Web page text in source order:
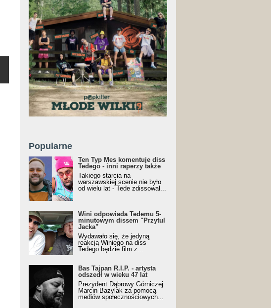
Popularne
Ten Typ Mes komentuje diss
Tedego - inni raperzy także
Takiego starcia na
warszawskiej scenie nie było
od wielu lat - Tede zdissował...
Wini odpowiada Tedemu 5-
minutowym dissem "Przytul
Jacka"
Wydawało się, że jedyną
reakcją Winiego na diss
Tedego będzie film z...
Bas Tajpan R.I.P. - artysta
odszedł w wieku 47 lat
Prezydent Dąbrowy Górniczej
Marcin Bazylak za pomocą
mediów społecznościowych...